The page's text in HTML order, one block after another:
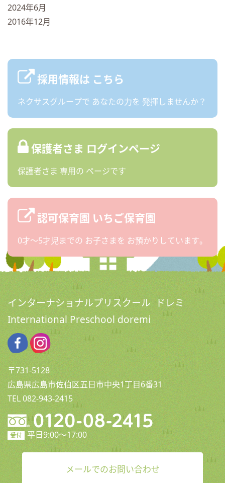
2024年6月
2016年12月
採用情報は こちら
ネクサスグループで あなたの力を 発揮しませんか？
保護者さま ログインページ
保護者さま 専用の ページです
認可保育園 いちご保育園
0才〜5才児までの お子さまを お預かりしています。
インターナショナルプリスクール ドレミ
International Preschool doremi
〒731-5128
広島県広島市佐伯区五日市中央1丁目6番31
TEL 082-943-2415
受付 平日9:00〜17:00
メールでのお問い合わせ